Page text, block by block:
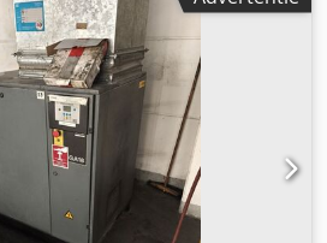
ja INGEBOUWDE DROGER ja